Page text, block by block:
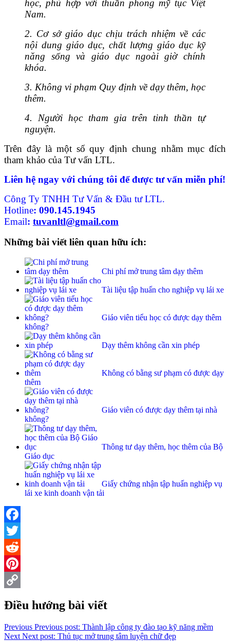
học, phù hợp với thuần phong mỹ tục Việt
Nam.
2. Cơ sở giáo dục chịu trách nhiệm về các
nội dung giáo dục, chất lượng giáo dục kỹ
năng sống và giáo dục ngoài giờ chính
khóa.
3. Không vi phạm Quy định về dạy thêm, học
thêm.
4. Người học tham gia trên tinh thần tự
nguyện.
Trên đây là một số quy định chung nhằm mục đích
tham khảo của Tư vấn LTL.
Liên hệ ngay với chúng tôi để được tư vấn miễn phí!
Công Ty TNHH Tư Vấn & Đầu tư LTL.
Hotline: 090.145.1945
Email: tuvanltl@gmail.com
Những bài viết liên quan hữu ích:
Chi phí mở trung tâm dạy thêm
Tài liệu tập huấn cho nghiệp vụ lái xe
Giáo viên tiểu học có được dạy thêm
không?
Dạy thêm không cần xin phép
Không có bằng sư phạm có được dạy
thêm
Giáo viên có được dạy thêm tại nhà
không?
Thông tư dạy thêm, học thêm của Bộ
Giáo dục
Giấy chứng nhận tập huấn nghiệp vụ
lái xe kinh doanh vận tải
Facebook
Twitter
Reddit
Pinterest
Điều hướng bài viết
Previous Previous post: Thành lập công ty đào tạo kỹ năng mềm
Next Next post: Thủ tục mở trung tâm luyện chữ đẹp